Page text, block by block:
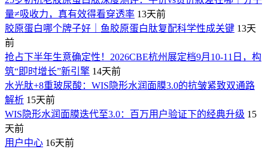
量≠吸收力，真有效得看穿透率 13天前
胶原蛋白哪个牌子好｜鱼胶原蛋白肽复配科学性成关键 13天
前
抢占下半年生意确定性！2026CBE杭州展定档9月10-11日，构
筑“即时增长”新引擎 14天前
水光肽+8重玻尿酸：WIS隐形水润面膜3.0的抗皱紧致双通路
解析 15天前
WIS隐形水润面膜迭代至3.0：百万用户验证下的经典升级 15
天前
用户中心 16天前